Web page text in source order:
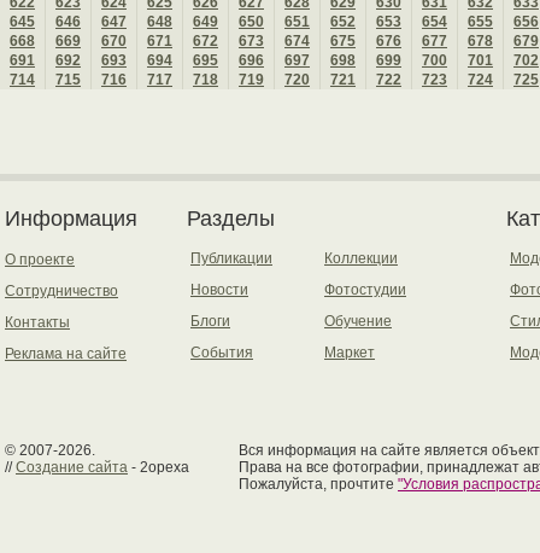
645
646 647 648 649 650 651 652 653 654 655
656
668
669 670 671 672 673 674 675 676 677 678
679
691
692 693 694 695 696 697 698 699 700 701
702
714
715 716 717 718 719 720 721 722 723 724 725
Информация
О проекте
Сотрудничество
Контакты
Реклама на сайте
Разделы
Публикации
Новости
Блоги
События
Коллекции
Фотостудии
Обучение
Маркет
© 2007-2026.
//Создание сайта - 2opexa
Вся информация на сайте является
Права на все фотографии, принадлежат
Пожалуйста, прочтите "Условия